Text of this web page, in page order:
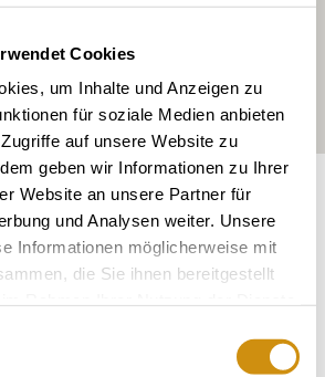
Cookies
um Inhalte und Anzeigen zu
für soziale Medien anbieten
auf unsere Website zu
geben wir Informationen zu Ihrer
Website an unsere Partner für
und Analysen weiter. Unsere
Informationen möglicherweise mit
die Sie ihnen bereitgestellt